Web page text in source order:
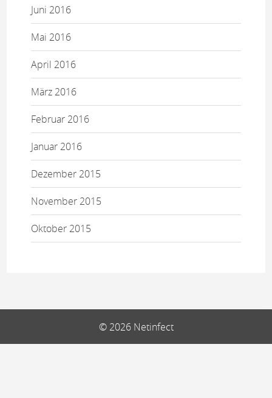
Juni 2016
Mai 2016
April 2016
März 2016
Februar 2016
Januar 2016
Dezember 2015
November 2015
Oktober 2015
© 2026 Netinfect